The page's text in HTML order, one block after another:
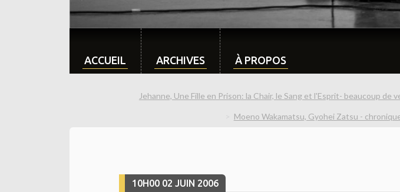
ACCUEIL ARCHIVES À PROPOS
Jehanne, Une Fille en Prison: la Chair, le Sang et l'Esprit- beaucoup de
Moeno Wakamatsu, Gyohei Zatsu -
10H00 02 JUIN 2006